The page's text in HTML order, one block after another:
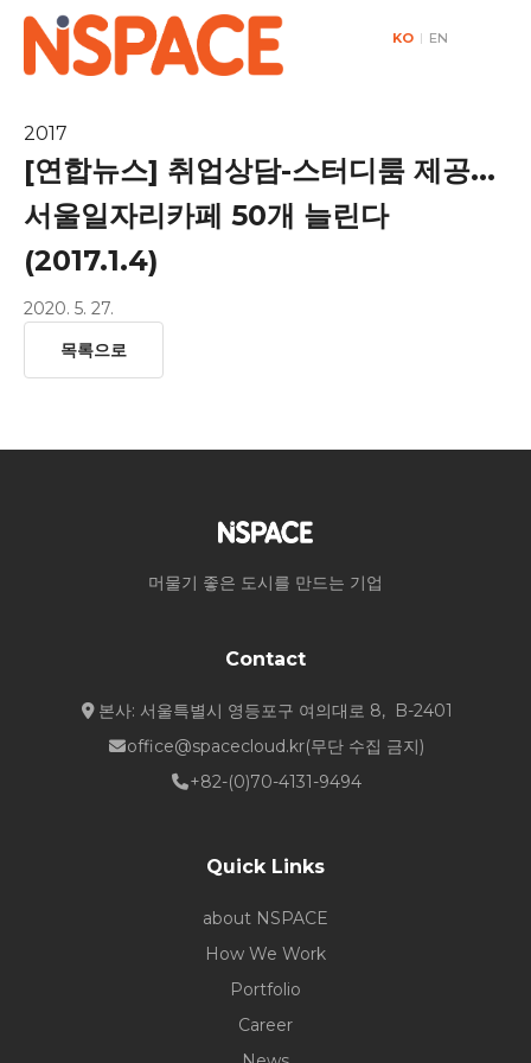
KO | EN
2017
[연합뉴스] 취업상담-스터디룸 제공...
서울일자리카페 50개 늘린다
(2017.1.4)
2020. 5. 27.
목록으로
머물기 좋은 도시를 만드는 기업
Contact
본사: 서울특별시 영등포구 여의대로 8, B-2401
office@spacecloud.kr(무단 수집 금지)
+82-(0)70-4131-9494
Quick Links
about NSPACE
How We Work
Portfolio
Career